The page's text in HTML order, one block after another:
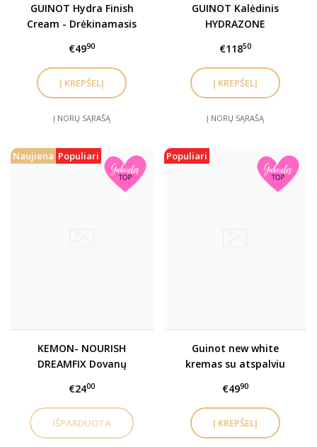
GUINOT Hydra Finish
Cream - Drėkinamasis
atspalviu SPF15, 30 ml
€4990
Į NORŲ SĄRAŠĄ
GUINOT Kalėdinis
HYDRAZONE
maitinamasis rinkinys
€11850
Į NORŲ SĄRAŠĄ
Naujiena Populiari
KEMON- NOURISH
DREAMFIX Dovanų
€2400
Populiari
Guinot new white
kremas su atspalviu
€4990